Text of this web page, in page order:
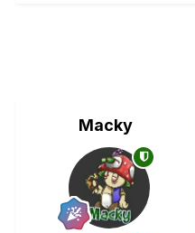
Macky